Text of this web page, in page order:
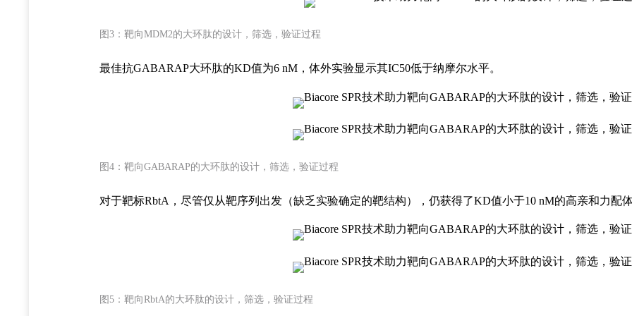
图3：靶向MDM2的大环肽的设计，筛选，验证过程
最佳抗GABARAP大环肽的KD值为6 nM，体外实验显示其IC50低于纳摩尔水平。
图4：靶向GABARAP的大环肽的设计，筛选，验证过程
对于靶标RbtA，尽管仅从靶序列出发（缺乏实验确定的靶结构），仍获得了KD值小于10 nM的高亲和力配
图5：靶向RbtA的大环肽的设计，筛选，验证过程